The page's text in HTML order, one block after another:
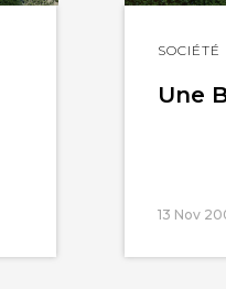
SOCIÉTÉ
Une
13 Nov
Lire